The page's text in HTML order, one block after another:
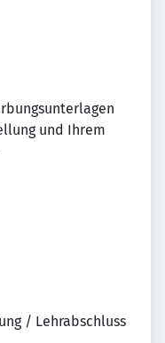
und Ihrem
/ Lehrabschluss